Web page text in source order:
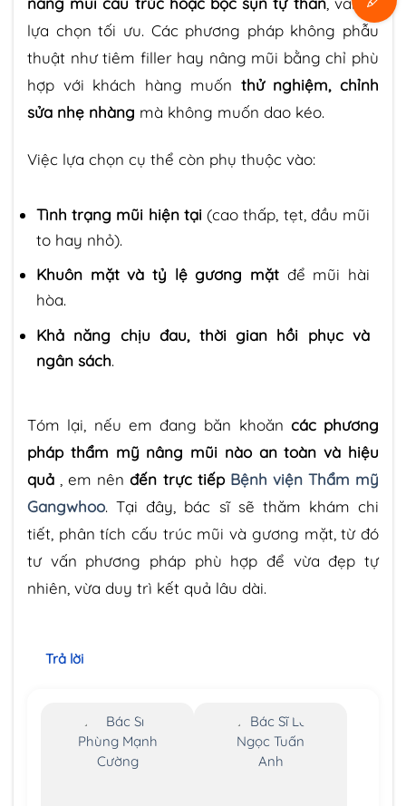
lựa chọn tối ưu. Các phương pháp không phẫu
thuật như tiêm filler hay nâng mũi bằng chỉ phù
hợp với khách hàng muốn thử nghiệm, chỉnh
sửa nhẹ nhàng mà không muốn dao kéo.
Việc lựa chọn cụ thể còn phụ thuộc vào:
Tình trạng mũi hiện tại(cao thấp, tẹt, đầu mũi
to hay nhỏ).
Khuôn mặt và tỷ lệ gương mặt để mũi hài
hòa.
Khả năng chịu đau, thời gian hồi phục và
ngân sách.
Tóm lại, nếu em đang băn khoăn các phương
pháp thẩm mỹ nâng mũi nào an toàn và hiệu
quả
, em nênđến trực tiếp Bệnh viện Thẩm mỹ
Gangwhoo. Tại đây, bác sĩ sẽ thăm khám chi
tiết, phân tích cấu trúc mũi và gương mặt, từ đó
tư vấn phương pháp phù hợp để vừa đẹp tự
nhiên, vừa duy trì kết quả lâu dài.
Trả lời